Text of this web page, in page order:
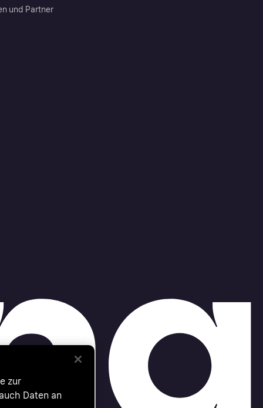
und Partner
zur
Daten an